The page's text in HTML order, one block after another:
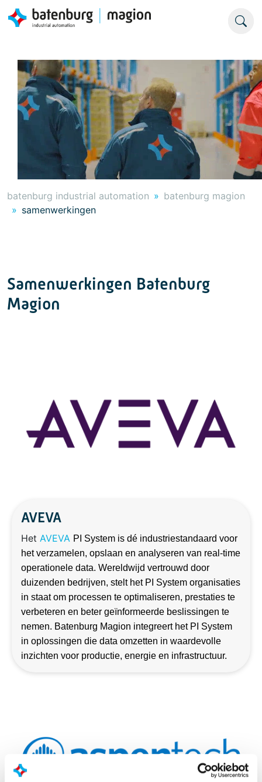
batenburg industrial automation
batenburg magion
samenwerkingen
Samenwerkingen Batenburg
Magion
AVEVA
Het AVEVA PI System is dé industriestandaard voor
het verzamelen, opslaan en analyseren van real-time
operationele data. Wereldwijd vertrouwd door
duizenden bedrijven, stelt het PI System organisaties
in staat om processen te optimaliseren, prestaties te
verbeteren en beter geïnformeerde beslissingen te
nemen. Batenburg Magion integreert het PI System
in oplossingen die data omzetten in waardevolle
inzichten voor productie, energie en infrastructuur.